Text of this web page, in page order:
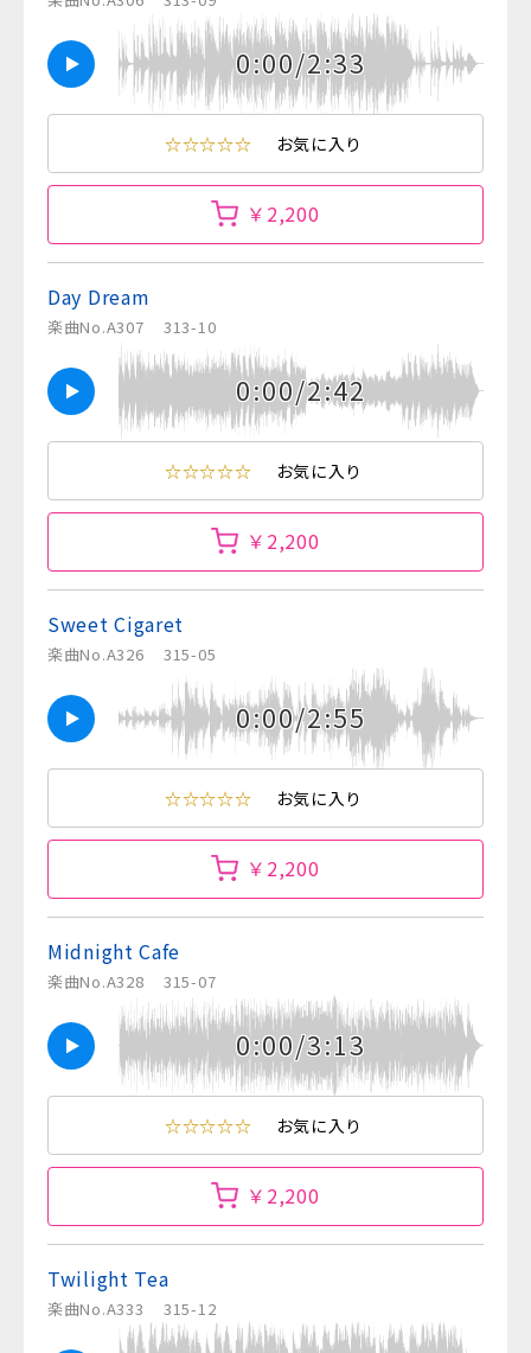
0:00/2:33
☆☆☆☆☆ お気に入り
￥2,200
Day Dream
楽曲No.A307 313-10
0:00/2:42
☆☆☆☆☆ お気に入り
￥2,200
Sweet Cigaret
楽曲No.A326 315-05
0:00/2:55
☆☆☆☆☆ お気に入り
￥2,200
Midnight Cafe
楽曲No.A328 315-07
0:00/3:13
☆☆☆☆☆ お気に入り
￥2,200
Twilight Tea
楽曲No.A333 315-12